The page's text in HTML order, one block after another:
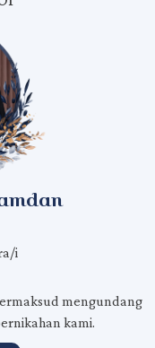
i
i
mengundang
kami.